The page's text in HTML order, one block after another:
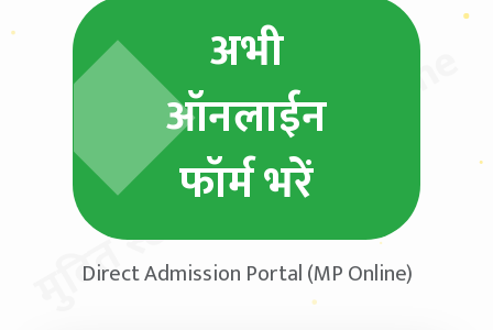
मुदित स्टेशनरी & MP Online
अभी
ऑनलाईन
फॉर्म भरें
Direct Admission Portal (MP Online)